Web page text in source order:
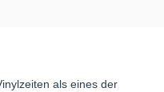
als eines der